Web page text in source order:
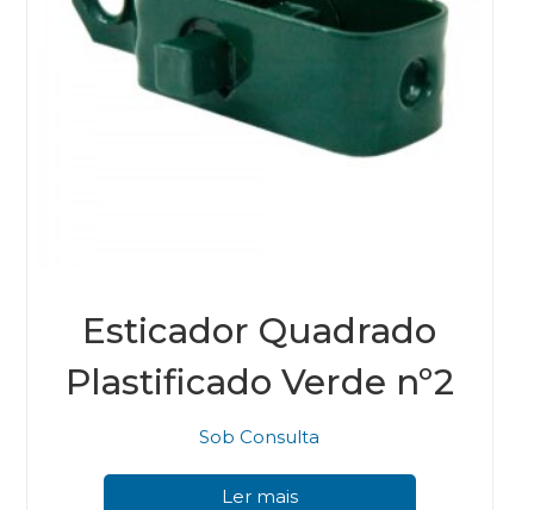
Esticador Quadrado
Plastificado Verde nº2
Sob Consulta
Ler mais